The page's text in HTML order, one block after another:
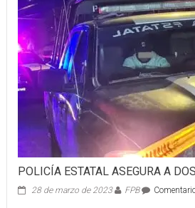
POLICÍA ESTATAL ASEGURA A
28 de marzo de 2023 FPB